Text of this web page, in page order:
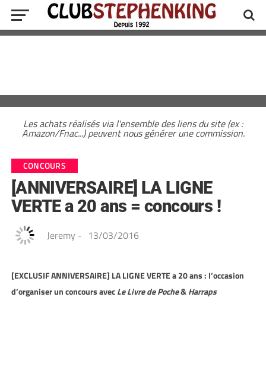
Les achats réalisés via l'ensemble des liens du site (ex :
Amazon/Fnac...) peuvent nous générer une commission.
CONCOURS
[ANNIVERSAIRE] LA LIGNE
VERTE a 20 ans = concours !
Jeremy - 13/03/2016
[EXCLUSIF ANNIVERSAIRE] LA LIGNE VERTE a 20 ans : l’occasion
d’organiser un concours avecLe Livre de Poche&Harraps